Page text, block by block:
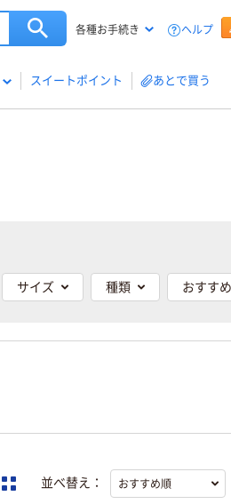
各種お手続き ヘルプ
スイートポイント あとで買う
サイズ 種類 おすす
並べ替え：